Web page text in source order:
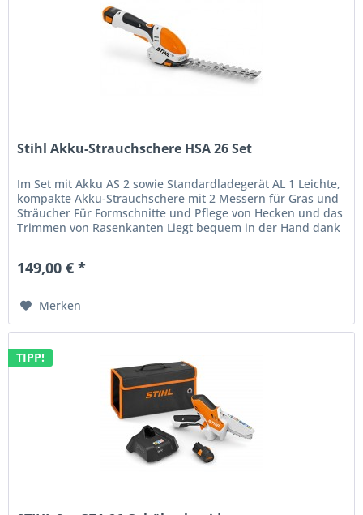
Stihl Akku-Strauchschere HSA 26 Set
Im Set mit Akku AS 2 sowie Standardladegerät AL 1 Leichte,
kompakte Akku-Strauchschere mit 2 Messern für Gras und
Sträucher Für Formschnitte und Pflege von Hecken und das
Trimmen von Rasenkanten Liegt bequem in der Hand dank
149,00 € *
Merken
TIPP!